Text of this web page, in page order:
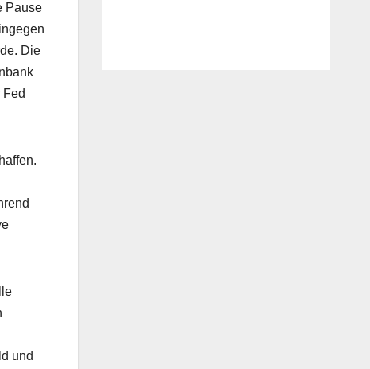
Pause
Die
und